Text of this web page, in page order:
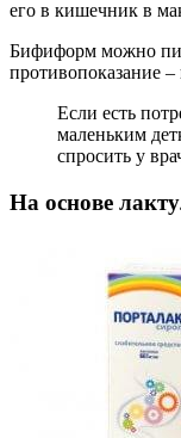
его в кишечник в
Бифиформ можно
противопоказание –
Если есть
маленьким
спросить у
На основе